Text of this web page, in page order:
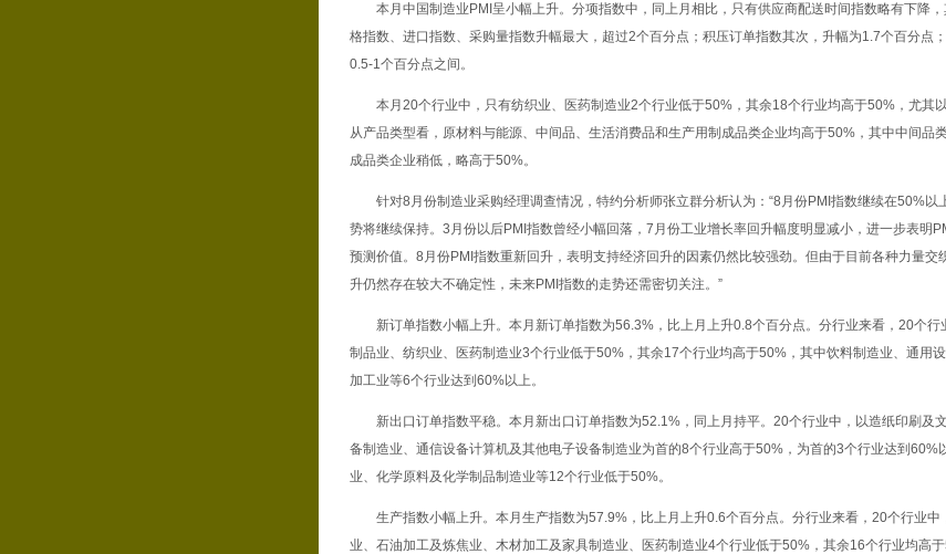
本月中国制造业PMI呈小幅上升。分项指数中，同上月相比，只有供应商配送时间指数略有下降，
格指数、进口指数、采购量指数升幅最大，超过2个百分点；积压订单指数其次，升幅为1.7个百分点
0.5-1个百分点之间。
本月20个行业中，只有纺织业、医药制造业2个行业低于50%，其余18个行业均高于50%，尤其以
从产品类型看，原材料与能源、中间品、生活消费品和生产用制成品类企业均高于50%，其中中间品
成品类企业稍低，略高于50%。
针对8月份制造业采购经理调查情况，特约分析师张立群分析认为：“8月份PMI指数继续在50%以
势将继续保持。3月份以后PMI指数曾经小幅回落，7月份工业增长率回升幅度明显减小，进一步表明
预测价值。8月份PMI指数重新回升，表明支持经济回升的因素仍然比较强劲。但由于目前各种力量交
升仍然存在较大不确定性，未来PMI指数的走势还需密切关注。”
新订单指数小幅上升。本月新订单指数为56.3%，比上月上升0.8个百分点。分行业来看，20个行
制品业、纺织业、医药制造业3个行业低于50%，其余17个行业均高于50%，其中饮料制造业、通用
加工业等6个行业达到60%以上。
新出口订单指数平稳。本月新出口订单指数为52.1%，同上月持平。20个行业中，以造纸印刷及
备制造业、通信设备计算机及其他电子设备制造业为首的8个行业高于50%，为首的3个行业达到60%
业、化学原料及化学制品制造业等12个行业低于50%。
生产指数小幅上升。本月生产指数为57.9%，比上月上升0.6个百分点。分行业来看，20个行业中
业、石油加工及炼焦业、木材加工及家具制造业、医药制造业4个行业低于50%，其余16个行业均高